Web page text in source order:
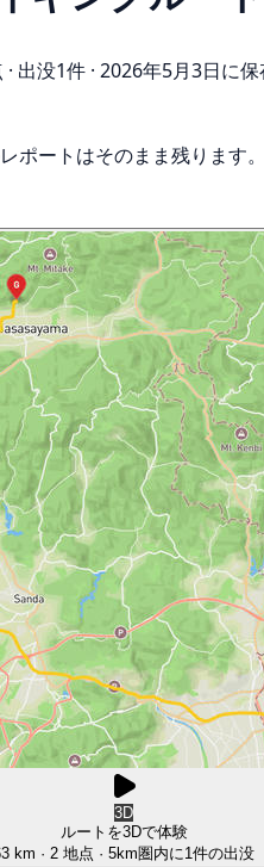
· 出没1件 · 2026年5月3日に保
ポートはそのまま残ります。
3D
ルートを3Dで体験
km · 2 地点 · 5km圏内に1件の出没